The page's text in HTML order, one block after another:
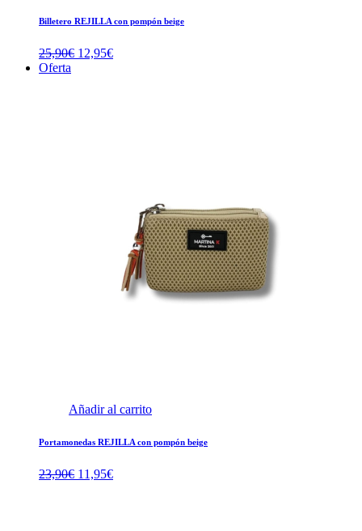
Billetero REJILLA con pompón beige
25,90€ El
12,95€El
Oferta
Añadir al carrito
Portamonedas REJILLA con pompón beige
23,90€ El
11,95€El